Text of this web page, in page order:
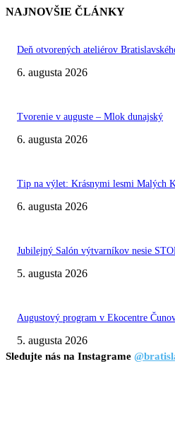
NAJNOVŠIE ČLÁNKY
Deň otvorených ateliérov
6. augusta 2026
Tvorenie v auguste – Mlok dunajský
6. augusta 2026
Tip na výlet: Krásnymi lesmi Malých
6. augusta 2026
Jubilejný Salón výtvarníkov nesie
5. augusta 2026
Augustový program v Ekocentre
5. augusta 2026
Sledujte nás na Instagrame